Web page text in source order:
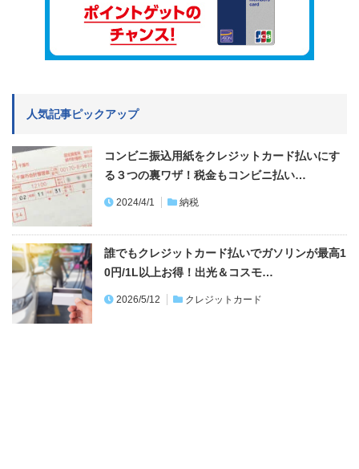
人気記事ピックアップ
コンビニ振込用紙をクレジットカード払いにす
る３つの裏ワザ！税金もコンビニ払い…
2024/4/1 納税
誰でもクレジットカード払いでガソリンが最高1
0円/1L以上お得！出光＆コスモ…
2026/5/12 クレジットカード